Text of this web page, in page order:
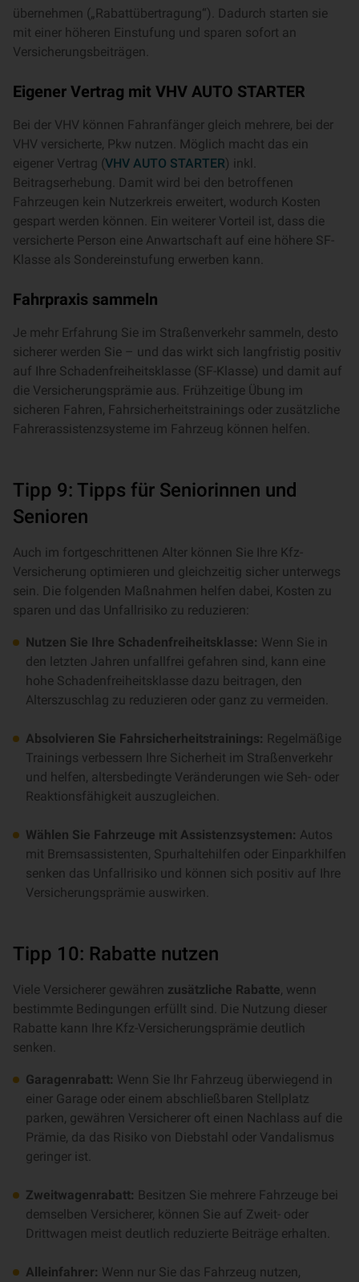
übernehmen („Rabattübertragung“). Dadurch starten sie
mit einer höheren Einstufung und sparen sofort an
Versicherungsbeiträgen.
Eigener Vertrag mit VHV AUTO STARTER
Bei der VHV können Fahranfänger gleich mehrere, bei der
VHV versicherte, Pkw nutzen. Möglich macht das ein
eigener Vertrag (VHV AUTO STARTER) inkl.
Beitragserhebung. Damit wird bei den betroffenen
Fahrzeugen kein Nutzerkreis erweitert, wodurch Kosten
gespart werden können. Ein weiterer Vorteil ist, dass die
versicherte Person eine Anwartschaft auf eine höhere SF-
Klasse als Sondereinstufung erwerben kann.
Fahrpraxis sammeln
Je mehr Erfahrung Sie im Straßenverkehr sammeln, desto
sicherer werden Sie – und das wirkt sich langfristig positiv
auf Ihre Schadenfreiheitsklasse (SF-Klasse) und damit auf
die Versicherungsprämie aus. Frühzeitige Übung im
sicheren Fahren, Fahrsicherheitstrainings oder zusätzliche
Fahrerassistenzsysteme im Fahrzeug können helfen.
Tipp 9: Tipps für Seniorinnen und
Senioren
Auch im fortgeschrittenen Alter können Sie Ihre Kfz-
Versicherung optimieren und gleichzeitig sicher unterwegs
sein. Die folgenden Maßnahmen helfen dabei, Kosten zu
sparen und das Unfallrisiko zu reduzieren:
Nutzen Sie Ihre Schadenfreiheitsklasse: Wenn Sie in
den letzten Jahren unfallfrei gefahren sind, kann eine
hohe Schadenfreiheitsklasse dazu beitragen, den
Alterszuschlag zu reduzieren oder ganz zu vermeiden.
Absolvieren Sie Fahrsicherheitstrainings: Regelmäßige
Trainings verbessern Ihre Sicherheit im Straßenverkehr
und helfen, altersbedingte Veränderungen wie Seh- oder
Reaktionsfähigkeit auszugleichen.
Wählen Sie Fahrzeuge mit Assistenzsystemen: Autos
mit Bremsassistenten, Spurhaltehilfen oder Einparkhilfen
senken das Unfallrisiko und können sich positiv auf Ihre
Versicherungsprämie auswirken.
Tipp 10: Rabatte nutzen
Viele Versicherer gewähren zusätzliche Rabatte , wenn
bestimmte Bedingungen erfüllt sind. Die Nutzung dieser
Rabatte kann Ihre Kfz-Versicherungsprämie deutlich
senken.
Garagenrabatt: Wenn Sie Ihr Fahrzeug überwiegend in
einer Garage oder einem abschließbaren Stellplatz
parken, gewähren Versicherer oft einen Nachlass auf die
Prämie, da das Risiko von Diebstahl oder Vandalismus
geringer ist.
Zweitwagenrabatt: Besitzen Sie mehrere Fahrzeuge bei
demselben Versicherer, können Sie auf Zweit- oder
Drittwagen meist deutlich reduzierte Beiträge erhalten.
Alleinfahrer: Wenn nur Sie das Fahrzeug nutzen,